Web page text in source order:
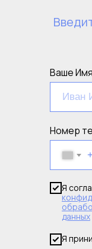
Ваше
Номер
Я
данных
Я